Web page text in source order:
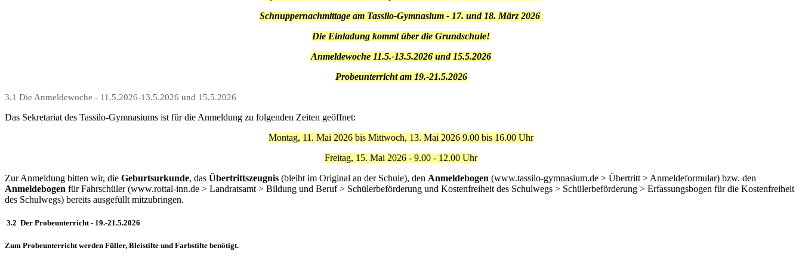
Schnuppernachmittage am Tassilo-Gymnasium - 17. und 18. März 2026
Die Einladung kommt über die Grundschule!
Anmeldewoche 11.5.-13.5.2026 und 15.5.2026
Probeunterricht am 19.-21.5.2026
3.1 Die Anmeldewoche - 11.5.2026-13.5.2026 und 15.5.2026
Das Sekretariat des Tassilo-Gymnasiums ist für die Anmeldung zu folgenden Zeiten geöffnet:
Montag, 11. Mai 2026 bis Mittwoch, 13. Mai 2026 9.00 bis 16.00 Uhr
Freitag, 15. Mai 2026 - 9.00 - 12.00 Uhr
Zur Anmeldung bitten wir, die Geburtsurkunde, das Übertrittszeugnis (bleibt im Original an der Schule), den Anmeldebogen (www.tassilo-gymnasium.de > Übertritt > Anmeldeformular) bzw. den
Anmeldebogen für Fahrschüler (www.rottal-inn.de > Landratsamt > Bildung und Beruf > Schülerbeförderung und Kostenfreiheit des Schulwegs > Schülerbeförderung > Erfassungsbogen für die Kostenfreiheit
des Schulwegs) bereits ausgefüllt mitzubringen.
3.2 Der Probeunterricht - 19.-21.5.2026
Zum Probeunterricht werden Füller, Bleistifte und Farbstifte benötigt.